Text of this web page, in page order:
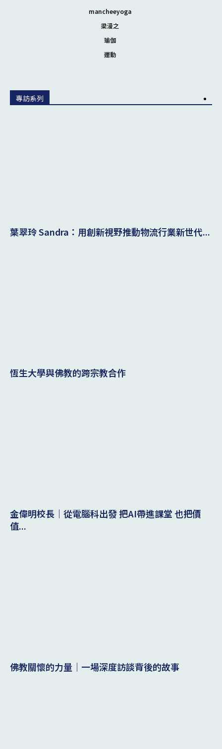
mancheeyoga
梁漫之
瑜伽
運動
專訪系列
葉翠玲 Sandra：用創新視野推動物流行業新世代...
恆生大學與佛教的跨宗教合作
金偉明校長｜從電腦科出發 把AI帶進課堂 也把價
值...
佛教關懷的力量｜一場深度訪談背後的故事